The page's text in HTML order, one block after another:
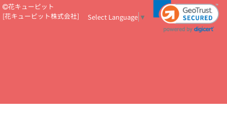
ール
新築引っ越し祝いコラム お祝い花のマナー総まとめ
職
場上司や先輩へ贈るお祝い花の正解は？
開店祝いの花 選び方ガイ
あり)
花キューピット×専門家
CO2排出量削減 / SDGsを考える
花キューピット
[花キューピット株式会社] Select Language ▼